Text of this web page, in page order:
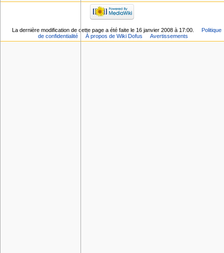
La dernière modification de cette page a été faite le 16 janvier 2008 à 17:00.
Politique
de confidentialité
À propos de Wiki Dofus Avertissements